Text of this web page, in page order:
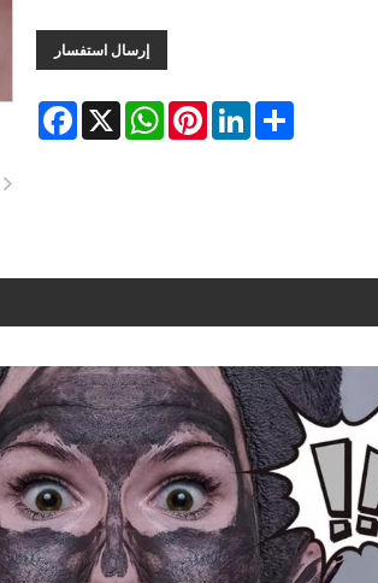
إرسال استفسار
Facebook X
WhatsAppPinterestLinkedInShare